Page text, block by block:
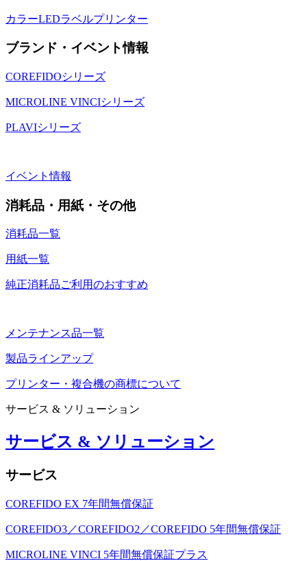
カラーLEDラベルプリンター
ブランド・イベント情報
COREFIDOシリーズ
MICROLINE VINCIシリーズ
PLAVIシリーズ
イベント情報
消耗品・用紙・その他
消耗品一覧
用紙一覧
純正消耗品ご利用のおすすめ
メンテナンス品一覧
製品ラインアップ
プリンター・複合機の商標について
サービス & ソリューション
サービス & ソリューション
サービス
COREFIDO EX 7年間無償保証
COREFIDO3／COREFIDO2／COREFIDO 5年間無償保証
MICROLINE VINCI 5年間無償保証プラス